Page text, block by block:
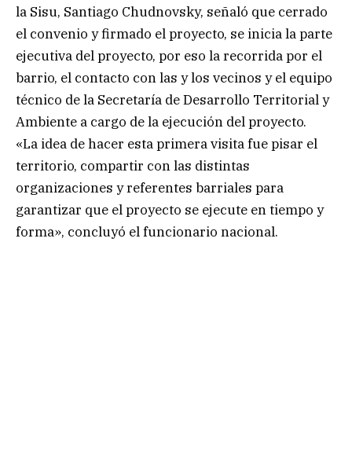
la Sisu, Santiago Chudnovsky, señaló que cerrado
el convenio y firmado el proyecto, se inicia la parte
ejecutiva del proyecto, por eso la recorrida por el
barrio, el contacto con las y los vecinos y el equipo
técnico de la Secretaría de Desarrollo Territorial y
Ambiente a cargo de la ejecución del proyecto.
«La idea de hacer esta primera visita fue pisar el
territorio, compartir con las distintas
organizaciones y referentes barriales para
garantizar que el proyecto se ejecute en tiempo y
forma», concluyó el funcionario nacional.